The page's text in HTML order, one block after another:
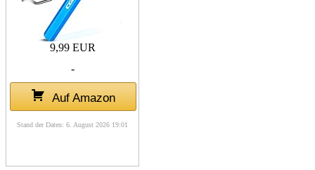
9,99 EUR
-
Auf Amazon
Stand der Daten: 6. August 2026 19:01